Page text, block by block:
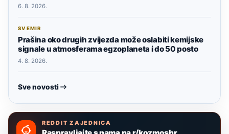
6. 8. 2026.
SVEMIR
Prašina oko drugih zvijezda može oslabiti kemijske
signale u atmosferama egzoplaneta i do 50 posto
4. 8. 2026.
Sve novosti
REDDIT ZAJEDNICA